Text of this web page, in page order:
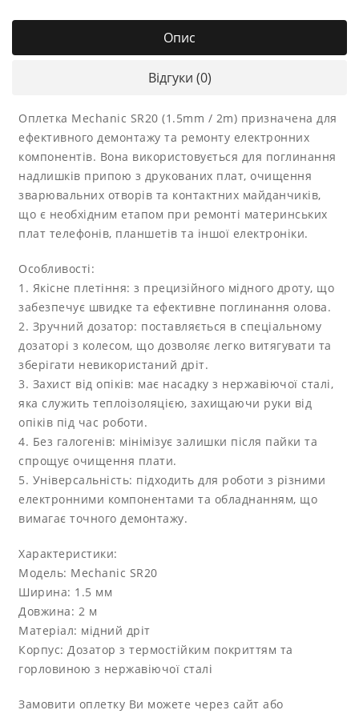
Опис
Відгуки (0)
Оплетка Mechanic SR20 (1.5mm / 2m) призначена для
ефективного демонтажу та ремонту електронних
компонентів. Вона використовується для поглинання
надлишків припою з друкованих плат, очищення
зварювальних отворів та контактних майданчиків,
що є необхідним етапом при ремонті материнських
плат телефонів, планшетів та іншої електроніки.
Особливості:
1. Якісне плетіння: з прецизійного мідного дроту, що
забезпечує швидке та ефективне поглинання олова.
2. Зручний дозатор: поставляється в спеціальному
дозаторі з колесом, що дозволяє легко витягувати та
зберігати невикористаний дріт.
3. Захист від опіків: має насадку з нержавіючої сталі,
яка служить теплоізоляцією, захищаючи руки від
опіків під час роботи.
4. Без галогенів: мінімізує залишки після пайки та
спрощує очищення плати.
5. Універсальність: підходить для роботи з різними
електронними компонентами та обладнанням, що
вимагає точного демонтажу.
Характеристики:
Модель: Mechanic SR20
Ширина: 1.5 мм
Довжина: 2 м
Матеріал: мідний дріт
Корпус: Дозатор з термостійким покриттям та
горловиною з нержавіючої сталі
Замовити оплетку Ви можете через сайт або